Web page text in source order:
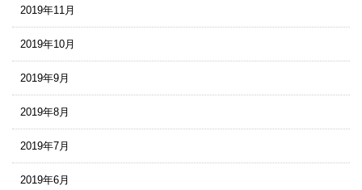
2019年11月
2019年10月
2019年9月
2019年8月
2019年7月
2019年6月